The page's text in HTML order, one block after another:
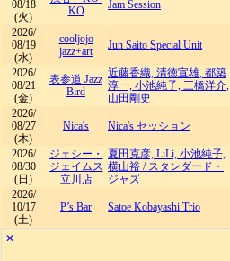
08/18
(火)
KO
Jam Session
2026/
08/19
(水)
cooljojo
jazz+art
Jun Saito Special Unit
2026/
08/21
(金)
表参道 Jazz
Bird
近藤香織, 清徳宣雄, 都築
淳一, 小池純子, 三橋洋介,
山田剛史
2026/
08/27
(木)
Nica's Nica's セッション
2026/
08/30
(日)
ジェシー・
ジェイムス
立川店
夏田克彦, LiLi, 小池純子,
横山裕 / スタンダード・
ジャズ
2026/
10/17
(土)
P’s Bar Satoe Kobayashi Trio
✕